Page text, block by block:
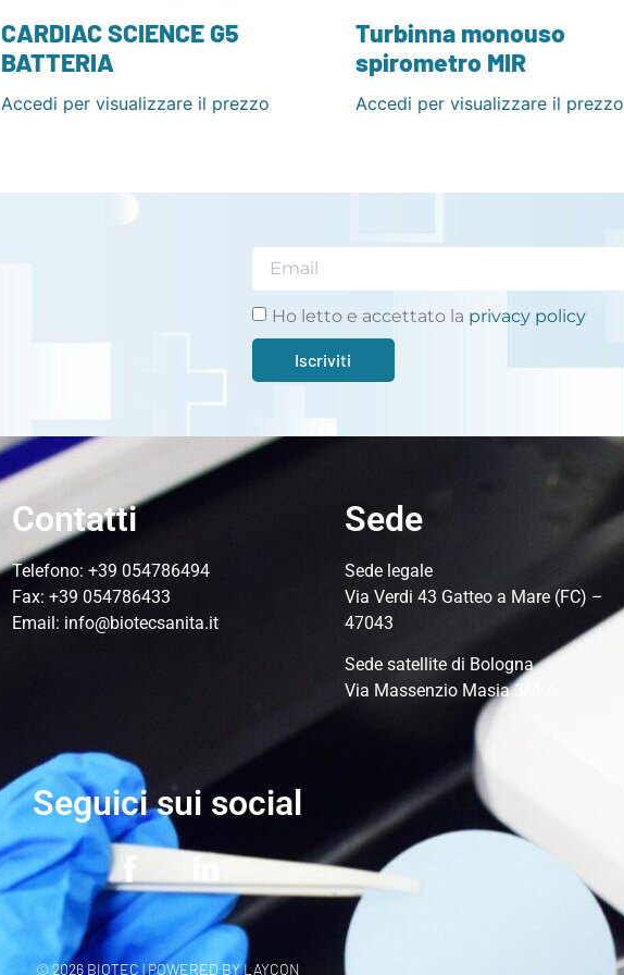
CARDIAC SCIENCE G5
BATTERIA
Accedi per visualizzare il prezzo
Turbinna monouso
spirometro MIR
Accedi per visualizzare il prezzo
Ho letto e accettato la privacy policy
Iscriviti
Contatti
Telefono: +39 054786494
Fax: +39 054786433
Email: info@biotecsanita.it
Sede
Sede legale
Via Verdi 43 Gatteo a Mare (FC) –
47043
Sede satellite di Bologna
Via Massenzio Masia 3/4 A
Seguici sui social
© 2026 BIOTEC | POWERED BYLAYCON